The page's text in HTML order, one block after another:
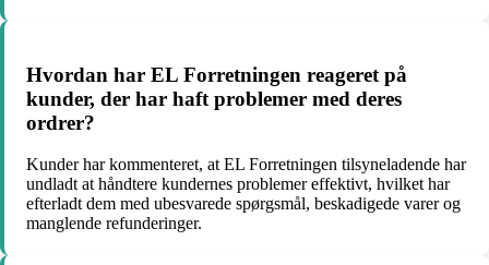
Hvordan har EL Forretningen reageret på
kunder, der har haft problemer med deres
ordrer?
Kunder har kommenteret, at EL Forretningen tilsyneladende har
undladt at håndtere kundernes problemer effektivt, hvilket har
efterladt dem med ubesvarede spørgsmål, beskadigede varer og
manglende refunderinger.